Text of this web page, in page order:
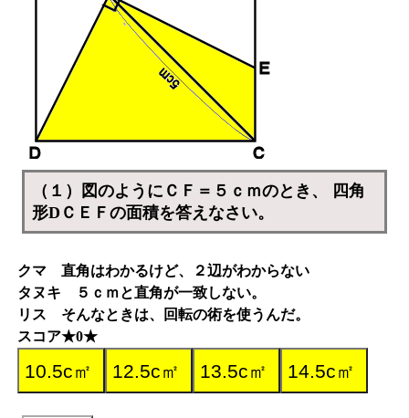
（１）図のようにＣＦ＝５ｃｍのとき、 四角
形DＣＥＦの面積を答えなさい。
クマ 直角はわかるけど、２辺がわからない
タヌキ ５ｃｍと直角が一致しない。
リス そんなときは、回転の術を使うんだ。
スコア★0★